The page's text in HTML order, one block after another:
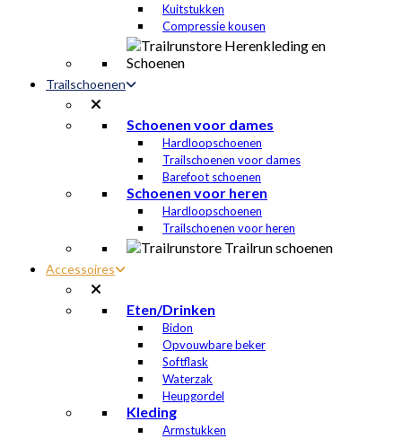
Kuitstukken
Compressie kousen
Trailschoenen
Schoenen voor dames
Hardloopschoenen
Trailschoenen voor dames
Barefoot schoenen
Schoenen voor heren
Hardloopschoenen
Trailschoenen voor heren
Accessoires
Eten/Drinken
Bidon
Opvouwbare beker
Softflask
Waterzak
Heupgordel
Kleding
Armstukken